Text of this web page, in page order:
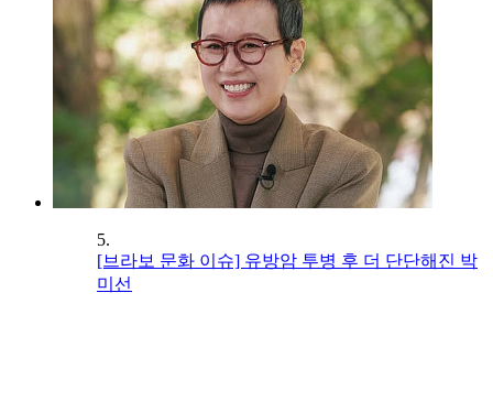
5.
[브라보 문화 이슈] 유방암 투병 후 더 단단해진 박
미선